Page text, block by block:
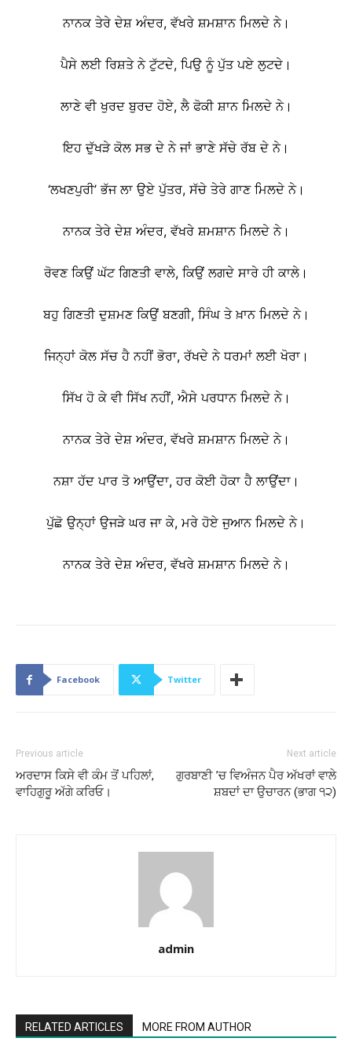
ਨਾਨਕ ਤੇਰੇ ਦੇਸ਼ ਅੰਦਰ, ਵੱਖਰੇ ਸ਼ਮਸ਼ਾਨ ਮਿਲਦੇ ਨੇ।
ਪੈਸੇ ਲਈ ਰਿਸ਼ਤੇ ਨੇ ਟੁੱਟਦੇ, ਪਿਉ ਨੂੰ ਪੁੱਤ ਪਏ ਲੁਟਦੇ।
ਲਾਣੇ ਵੀ ਖੁਰਦ ਬੁਰਦ ਹੋਏ, ਲੈ ਫੋਕੀ ਸ਼ਾਨ ਮਿਲਦੇ ਨੇ।
ਇਹ ਦੁੱਖੜੇ ਕੋਲ ਸਭ ਦੇ ਨੇ ਜਾਂ ਭਾਣੇ ਸੱਚੇ ਰੱਬ ਦੇ ਨੇ।
‘ਲਖਣਪੁਰੀ’ ਭੱਜ ਲਾ ਉਏ ਪੁੱਤਰ, ਸੱਚੇ ਤੇਰੇ ਗਾਣ ਮਿਲਦੇ ਨੇ।
ਨਾਨਕ ਤੇਰੇ ਦੇਸ਼ ਅੰਦਰ, ਵੱਖਰੇ ਸ਼ਮਸ਼ਾਨ ਮਿਲਦੇ ਨੇ।
ਰੋਵਣ ਕਿਉਂ ਘੱਟ ਗਿਣਤੀ ਵਾਲੇ, ਕਿਉਂ ਲਗਦੇ ਸਾਰੇ ਹੀ ਕਾਲੇ।
ਬਹੁ ਗਿਣਤੀ ਦੁਸ਼ਮਣ ਕਿਉਂ ਬਣਗੀ, ਸਿੰਘ ਤੇ ਖ਼ਾਨ ਮਿਲਦੇ ਨੇ।
ਜਿਨ੍ਹਾਂ ਕੋਲ ਸੱਚ ਹੈ ਨਹੀਂ ਭੋਰਾ, ਰੱਖਦੇ ਨੇ ਧਰਮਾਂ ਲਈ ਖੋਰਾ।
ਸਿੱਖ ਹੋ ਕੇ ਵੀ ਸਿੱਖ ਨਹੀਂ, ਐਸੇ ਪਰਧਾਨ ਮਿਲਦੇ ਨੇ।
ਨਾਨਕ ਤੇਰੇ ਦੇਸ਼ ਅੰਦਰ, ਵੱਖਰੇ ਸ਼ਮਸ਼ਾਨ ਮਿਲਦੇ ਨੇ।
ਨਸ਼ਾ ਹੱਦ ਪਾਰ ਤੋ ਆਉਂਦਾ, ਹਰ ਕੋਈ ਹੋਕਾ ਹੈ ਲਾਉਂਦਾ।
ਪੁੱਛੋ ਉਨ੍ਹਾਂ ਉਜੜੇ ਘਰ ਜਾ ਕੇ, ਮਰੇ ਹੋਏ ਜੁਆਨ ਮਿਲਦੇ ਨੇ।
ਨਾਨਕ ਤੇਰੇ ਦੇਸ਼ ਅੰਦਰ, ਵੱਖਰੇ ਸ਼ਮਸ਼ਾਨ ਮਿਲਦੇ ਨੇ।
Facebook Twitter
Previous article
ਅਰਦਾਸ ਕਿਸੇ ਵੀ ਕੰਮ ਤੋਂ ਪਹਿਲਾਂ,
ਵਾਹਿਗੁਰੂ ਅੱਗੇ ਕਰਿਓ।
Next article
ਗੁਰਬਾਣੀ ’ਚ ਵਿਅੰਜਨ ਪੈਰ ਅੱਖਰਾਂ ਵਾਲੇ
ਸ਼ਬਦਾਂ ਦਾ ਉਚਾਰਨ (ਭਾਗ ੧੨)
admin
RELATED ARTICLES MORE FROM AUTHOR